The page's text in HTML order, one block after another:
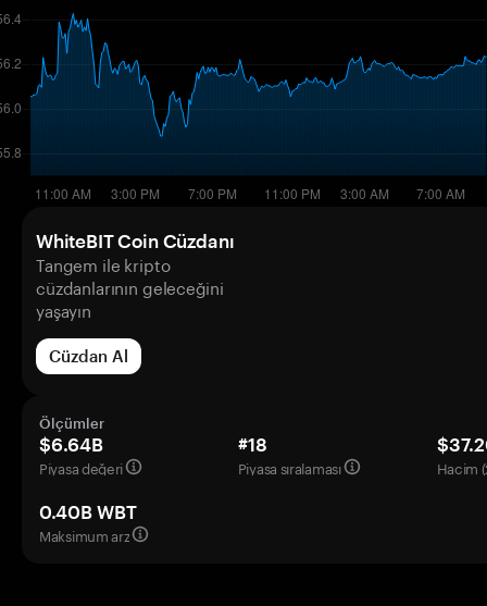
WhiteBIT Coin Cüzdanı
Tangem ile kripto
cüzdanlarının geleceğini
yaşayın
Cüzdan Al
Ölçümler
$6.64B
Piyasa değeri
#18
Piyasa sıralaması
Hacim
0.40B WBT
Maksimum arz